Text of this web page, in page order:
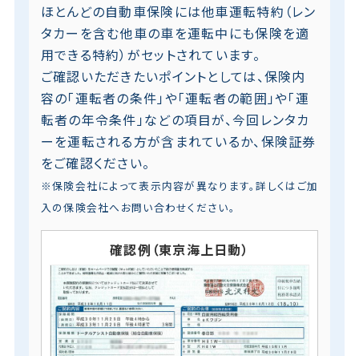
ほとんどの自動車保険には他車運転特約（レン
タカーを含む他車の車を運転中にも保険を適
用できる特約）がセットされています。
ご確認いただきたいポイントとしては、保険内
容の「運転者の条件」や「運転者の範囲」や「運
転者の年令条件」などの項目が、今回レンタカ
ーを運転される方が含まれているか、保険証券
をご確認ください。
※保険会社によって表示内容が異なります。詳しくはご加
入の保険会社へお問い合わせください。
確認例（東京海上日動）